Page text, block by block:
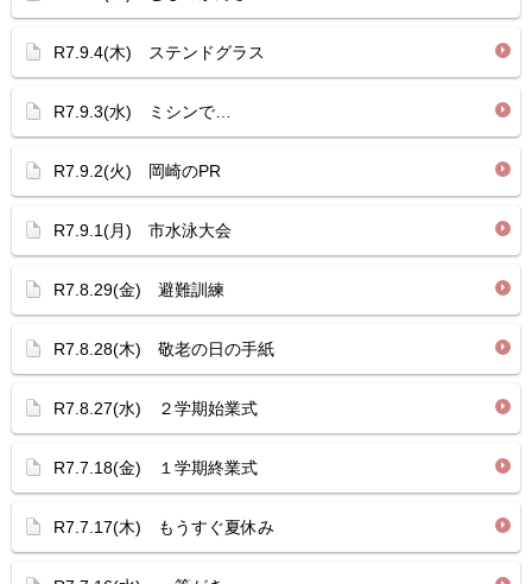
R7.9.4(木) ステンドグラス
R7.9.3(水) ミシンで…
R7.9.2(火) 岡崎のPR
R7.9.1(月) 市水泳大会
R7.8.29(金) 避難訓練
R7.8.28(木) 敬老の日の手紙
R7.8.27(水) ２学期始業式
R7.7.18(金) １学期終業式
R7.7.17(木) もうすぐ夏休み